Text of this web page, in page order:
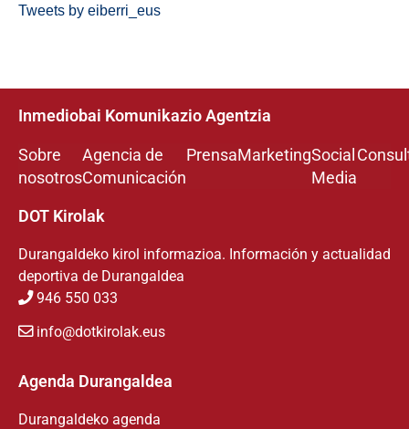
Tweets by eiberri_eus
Inmediobai Komunikazio Agentzia
Sobre
nosotros
Agencia de
Comunicación
PrensaMarketingSocial
Media
DOT Kirolak
Durangaldeko kirol informazioa. Información y actualidad
deportiva de Durangaldea
946 550 033
info@dotkirolak.eus
Agenda Durangaldea
Durangaldeko agenda